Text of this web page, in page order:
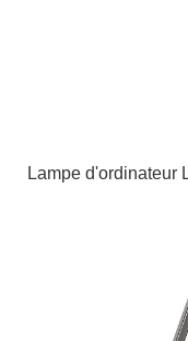
Lampe d'ordinateur